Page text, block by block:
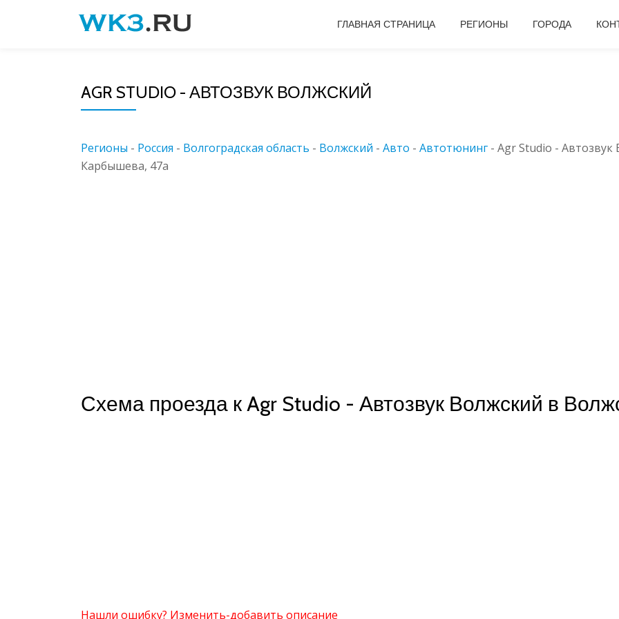
ГЛАВНАЯ СТРАНИЦА РЕГИОНЫ ГОРОДА
AGR STUDIO - АВТОЗВУК ВОЛЖСКИЙ
Регионы - Россия - Волгоградская область - Волжский - Авто - Автотюнинг - Agr Studio - Автозвук
Карбышева, 47а
Схема проезда к Agr Studio - Автозвук Волжский в
Нашли ошибку? Изменить-добавить описание